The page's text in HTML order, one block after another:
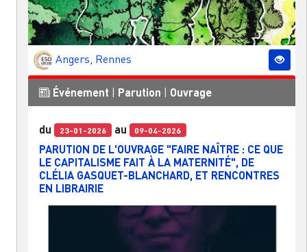
Angers, Rennes
Événement Parution Ouvrage
du 23-01-2026 au 09-04-2026
PARUTION DE L'OUVRAGE "FAIRE NAÎTRE : CE QUE
LE CAPITALISME FAIT À LA MATERNITÉ", DE
CLÉLIA GASQUET-BLANCHARD, ET RENCONTRES
EN LIBRAIRIE